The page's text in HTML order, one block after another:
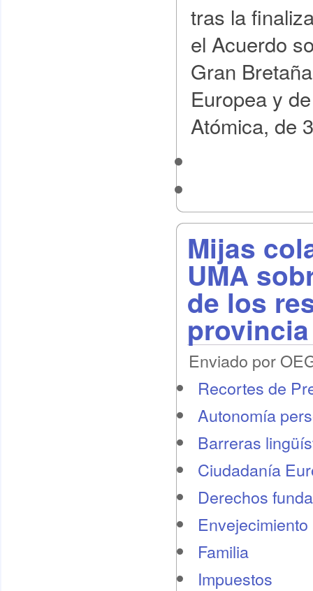
tras la
el Acuerdo
Gran
Europea y
Atómica, de
Mijas
UMA
de los
provincia
Enviado por
Recortes de
Autonomía
Barreras
Ciudadanía
Derechos
Familia
Impuestos